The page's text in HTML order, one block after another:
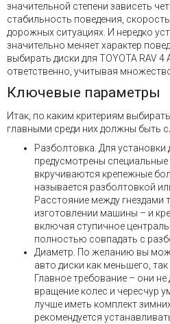
значительной степени зависеть
стабильность поведения,
дорожных ситуациях. И нередко
значительно меняет характер
выбирать диски для TOYOTA RAV
ответственно, учитывая
Ключевые параметры
Итак, по каким критериям
главными среди них должны быть
Разболтовка. Для установки
предусмотрены специальные
вкручиваются крепежные
называется разболтовкой
Расстояние между гнездами
изготовлении машины – и
включая ступичное
полностью совпадать с
Диаметр. По желанию вы
авто диски как меньшего,
Главное требование – они
вращение колес и чересчур
лучше иметь комплект
рекомендуется